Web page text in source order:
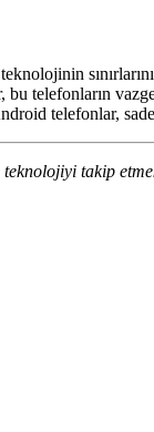
telefonların
telefonlar,
takip